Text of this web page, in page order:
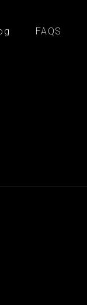
FAQS